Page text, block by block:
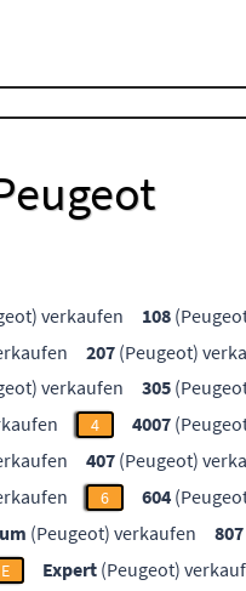
verkaufen 108
207 (Peugeot)
verkaufen 305
4 4007
407 (Peugeot)
6 604
(Peugeot) verkaufen 807
E Expert (Peugeot)